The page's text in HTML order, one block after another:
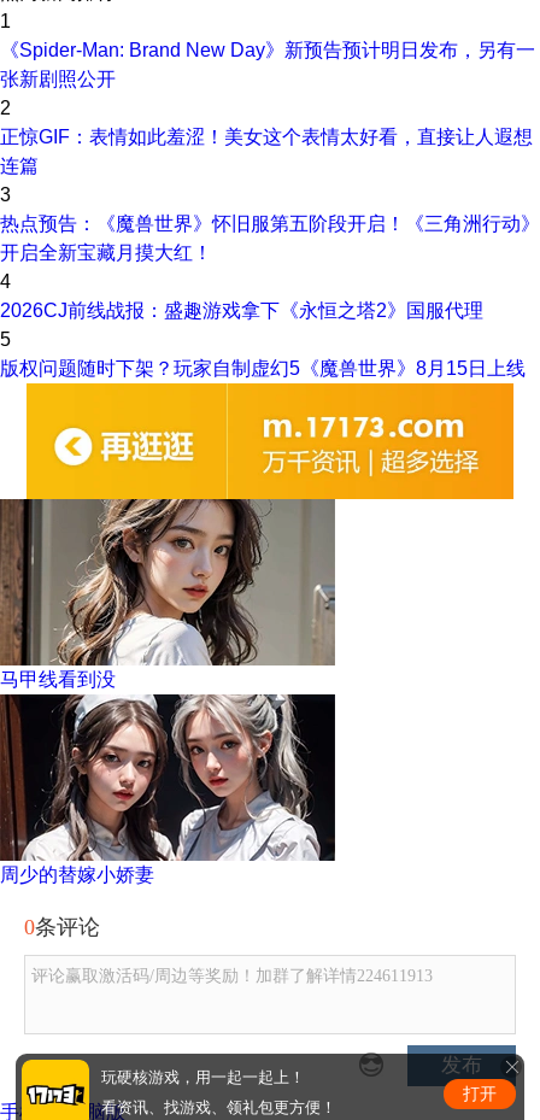
1
《Spider-Man: Brand New Day》新预告预计明日发布，另有一
张新剧照公开
2
正惊GIF：表情如此羞涩！美女这个表情太好看，直接让人遐想
连篇
3
热点预告：《魔兽世界》怀旧服第五阶段开启！《三角洲行动》
开启全新宝藏月摸大红！
4
2026CJ前线战报：盛趣游戏拿下《永恒之塔2》国服代理
5
版权问题随时下架？玩家自制虚幻5《魔兽世界》8月15日上线
马甲线看到没
周少的替嫁小娇妻
0条评论
评论赢取激活码/周边等奖励！加群了解详情224611913
发布
手机版 电脑版
玩硬核游戏，用一起一起上！
看资讯、找游戏、领礼包更方便！
打开